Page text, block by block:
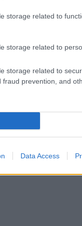
storage related to
storage related to
storage related to
prevention, and
Data Access